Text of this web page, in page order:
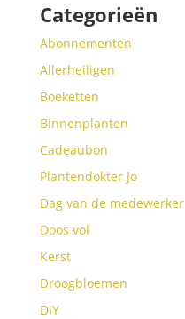
Categorieën
Abonnementen
Allerheiligen
Boeketten
Binnenplanten
Cadeaubon
Plantendokter Jo
Dag van de medewerker
Doos vol
Kerst
Droogbloemen
DIY